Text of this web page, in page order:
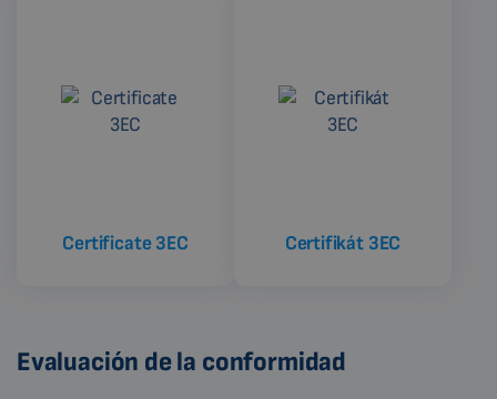
Certificate 3EC Certifikát 3EC
Evaluación de la conformidad